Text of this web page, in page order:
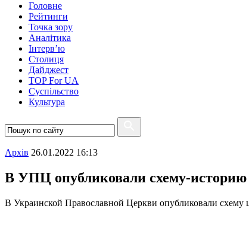
Головне
Рейтинги
Точка зору
Аналітика
Інтерв’ю
Столиця
Дайджест
TOP For UA
Суспiльство
Культура
Архiв 26.01.2022 16:13
В УПЦ опубликовали схему-
В Украинской Православной Церкви опубликовали схему